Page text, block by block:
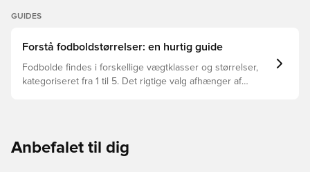
GUIDES
Forstå fodboldstørrelser: en hurtig guide
Fodbolde findes i forskellige vægtklasser og størrelser,
kategoriseret fra 1 til 5. Det rigtige valg afhænger af
Anbefalet til dig